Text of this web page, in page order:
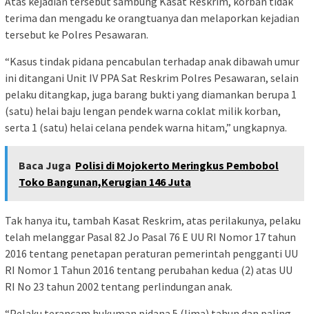
terima dan mengadu ke orangtuanya dan melaporkan kejadian
tersebut ke Polres Pesawaran.
“Kasus tindak pidana pencabulan terhadap anak dibawah umur
ini ditangani Unit IV PPA Sat Reskrim Polres Pesawaran, selain
pelaku ditangkap, juga barang bukti yang diamankan berupa 1
(satu) helai baju lengan pendek warna coklat milik korban,
serta 1 (satu) helai celana pendek warna hitam,” ungkapnya.
Baca Juga Polisi di Mojokerto Meringkus Pembobol
Toko Bangunan,Kerugian 146 Juta
Tak hanya itu, tambah Kasat Reskrim, atas perilakunya, pelaku
telah melanggar Pasal 82 Jo Pasal 76 E UU RI Nomor 17 tahun
2016 tentang penetapan peraturan pemerintah pengganti UU
RI Nomor 1 Tahun 2016 tentang perubahan kedua (2) atas UU
RI No 23 tahun 2002 tentang perlindungan anak.